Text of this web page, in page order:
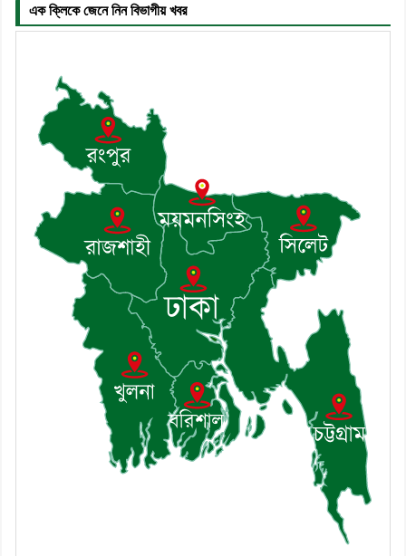
৮। দাউদকান্দিতে মুচি সম্প্রদায়ের খোঁজখবর
নিলেন ড. খন্দকার মারুফ হোসেন
৯। মেঘনায় আইন-শৃঙ্খলা কমিটির মাসিক
সভা অনুষ্ঠিত
১০। জাতীয় নেতা ড. খন্দকার মোশাররফ
হোসেনের মূল্যায়ন কোথায় এবং একটি
বিশ্লেষণ
এক ক্লিকে জেনে নিন বিভাগীয় খবর